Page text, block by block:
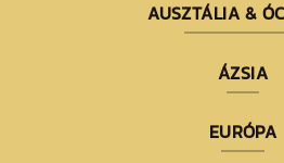
AUSZTÁLIA &
ÁZSIA
EURÓPA